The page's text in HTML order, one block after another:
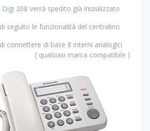
Digi 208 verrà spedito già inizializzato
seguito le funzionalità del centralino
connettere di base 8 interni analogici
marca compatibile )